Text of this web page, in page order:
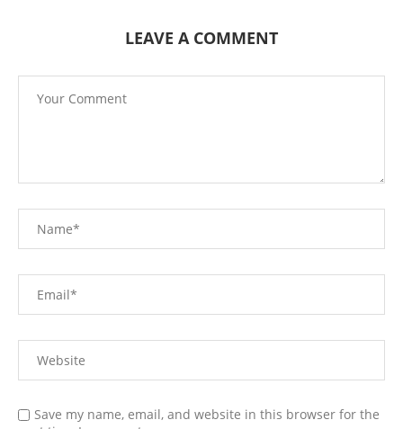
LEAVE A COMMENT
Save my name, email, and website in this browser for the